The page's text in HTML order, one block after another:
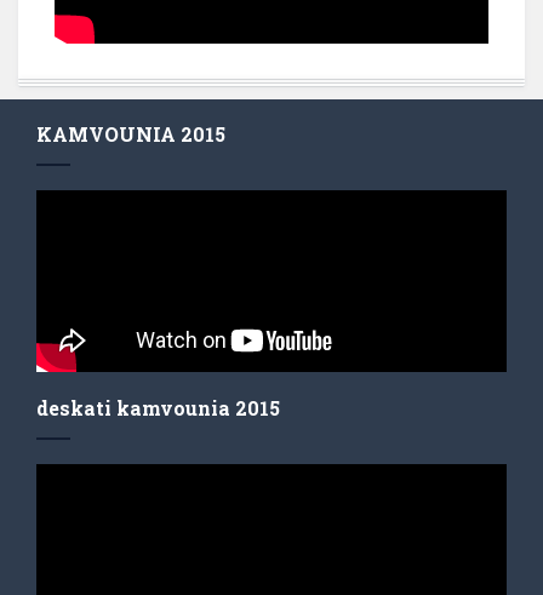
KAMVOUNIA 2015
deskati kamvounia 2015